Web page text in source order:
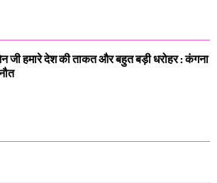
जी हमारे देश की ताकत और बहुत बड़ी धरोहर : कंगना